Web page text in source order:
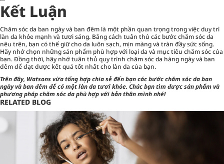
Kết Luận
Chăm sóc da ban ngày và ban đêm là một phần quan trọng trong việc duy trì
làn da khỏe mạnh và tươi sáng. Bằng cách tuân thủ các bước chăm sóc da
nêu trên, bạn có thể giữ cho da luôn sạch, mịn màng và tràn đầy sức sống.
Hãy nhớ chọn những sản phẩm phù hợp với loại da và mục tiêu chăm sóc của
bạn. Đồng thời, hãy nhớ tuân thủ quy trình chăm sóc da hàng ngày và ban
đêm để đạt được kết quả tốt nhất cho làn da của bạn.
Trên đây, Watsons vừa tổng hợp chia sẻ đến bạn các bước chăm sóc da ban
ngày và ban đêm để có một làn da tươi khỏe. Chúc bạn tìm được sản phẩm và
phương pháp chăm sóc da phù hợp với bản thân mình nhé!
RELATED BLOG